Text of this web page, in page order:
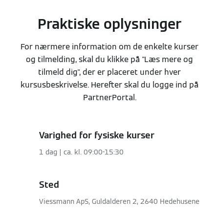
Praktiske oplysninger
For nærmere information om de enkelte kurser
og tilmelding, skal du klikke på "Læs mere og
tilmeld dig", der er placeret under hver
kursusbeskrivelse. Herefter skal du logge ind på
PartnerPortal.
Varighed for fysiske kurser
1 dag | ca. kl. 09:00-15:30
Sted
Viessmann ApS, Guldalderen 2, 2640 Hedehusene